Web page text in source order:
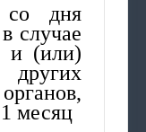
со дня
случае
и (или)
месяц